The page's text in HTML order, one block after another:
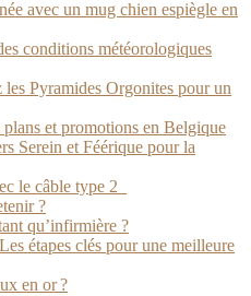
avec un mug chien espiègle en
conditions météorologiques
Pyramides Orgonites pour un
et promotions en Belgique
Serein et Féérique pour la
le câble type 2
?
qu’infirmière ?
étapes clés pour une meilleure
en or ?